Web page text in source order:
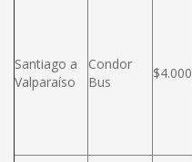
Santiago a
Valparaíso
Condor
Bus
$4.000